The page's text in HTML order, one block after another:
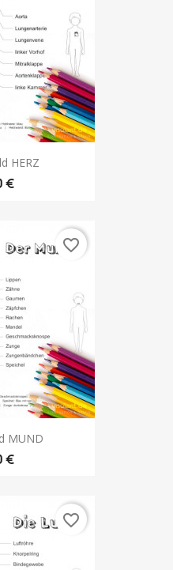
HERZ
€
MUND
€
favorite_border
favorite_border